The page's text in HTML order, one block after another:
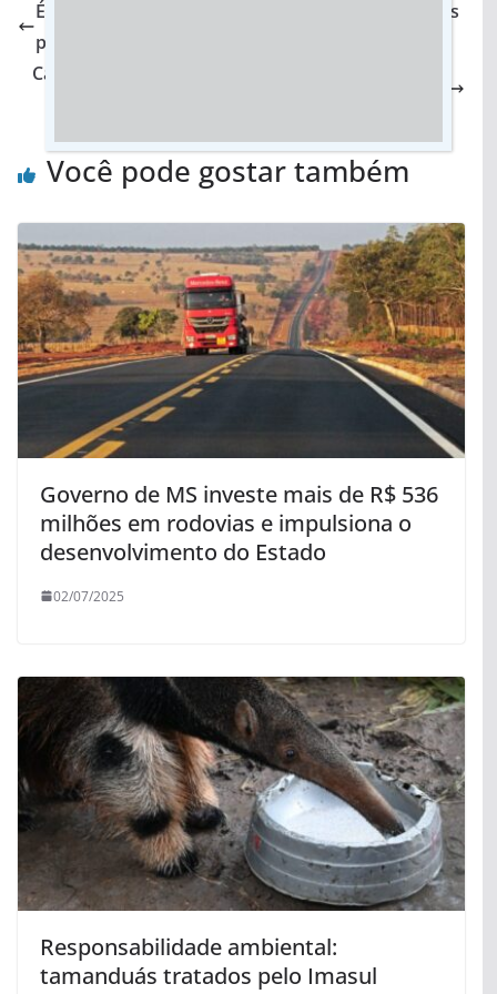
É falso que caixões estão sendo enterrados vazios
para aumentar número de mortos por Covid-19
Cantor famoso é condenado e paga R$ 60 mil por
Você pode gostar também
Governo de MS investe mais de R$ 536
milhões em rodovias e impulsiona o
desenvolvimento do Estado
02/07/2025
Responsabilidade ambiental:
tamanduás tratados pelo Imasul